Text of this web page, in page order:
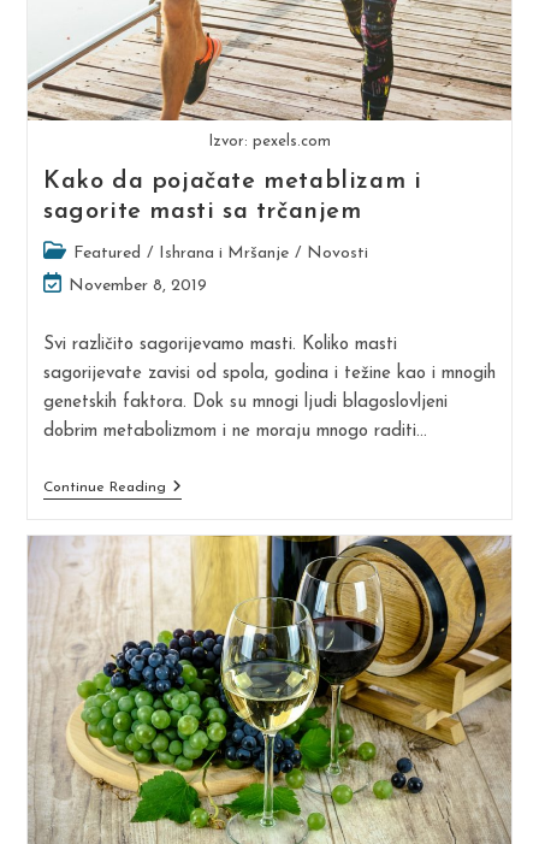
Izvor: pexels.com
Kako da pojačate metablizam i
sagorite masti sa trčanjem
Post
category:
Featured / Ishrana i Mršanje / Novosti
Post
modified:
November 8, 2019
Svi različito sagorijevamo masti. Koliko masti
sagorijevate zavisi od spola, godina i težine kao i mnogih
genetskih faktora. Dok su mnogi ljudi blagoslovljeni
dobrim metabolizmom i ne moraju mnogo raditi…
Continue ReadingKako
Metablizam
Sagorite
Masti
Sa
Trčanjem